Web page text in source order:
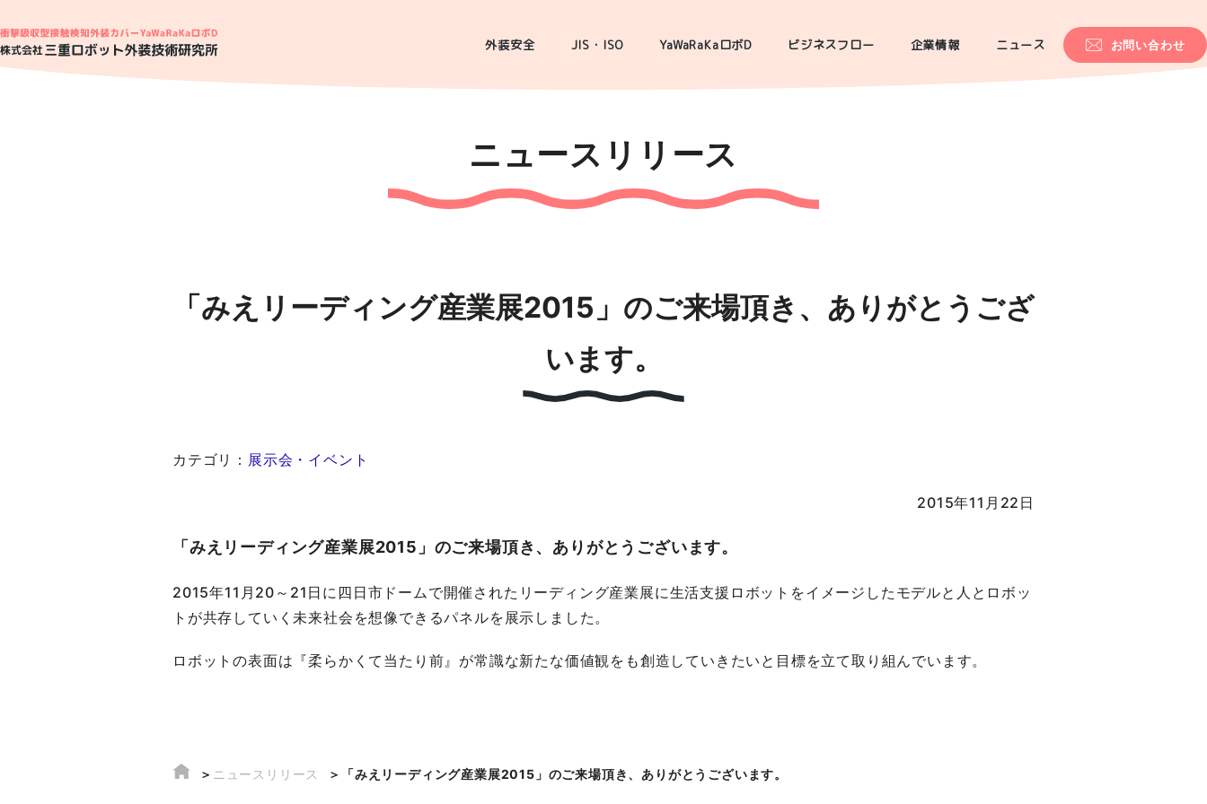
外装安全 JIS・ISO YaWaRaKaロボD ビジネスフロー 企業情報 ニュース お問い合わせ
ニュースリリース
「みえリーディング産業展2015」のご来場頂き、ありがとうござ
います。
カテゴリ： 展示会・イベント
2015年11月22日
「みえリーディング産業展2015」のご来場頂き、ありがとうございます。
2015年11月20～21日に四日市ドームで開催されたリーディング産業展に生活支援ロボットをイメージしたモデルと人とロボッ
トが共存していく未来社会を想像できるパネルを展示しました。
ロボットの表面は『柔らかくて当たり前』が常識な新たな価値観をも創造していきたいと目標を立て取り組んでいます。
ニュースリリース 「みえリーディング産業展2015」のご来場頂き、ありがとうございます。